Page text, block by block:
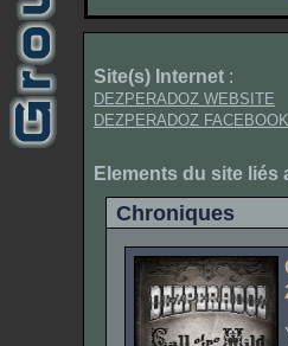
Site(s) Internet :
DEZPERADOZ WEBSITE
DEZPERADOZ FACEBOOK
Elements du site liés
Chroniques